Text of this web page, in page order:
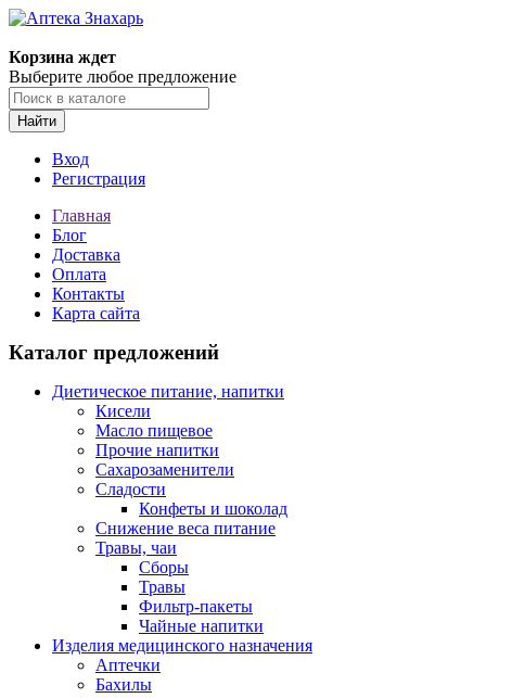
Корзина ждет
Выберите любое предложение
Найти
Вход
Регистрация
Главная
Блог
Доставка
Оплата
Контакты
Карта сайта
Каталог предложений
Диетическое питание, напитки
Кисели
Масло пищевое
Прочие напитки
Сахарозаменители
Сладости
Конфеты и шоколад
Снижение веса питание
Травы, чаи
Сборы
Травы
Фильтр-пакеты
Чайные напитки
Изделия медицинского назначения
Аптечки
Бахилы